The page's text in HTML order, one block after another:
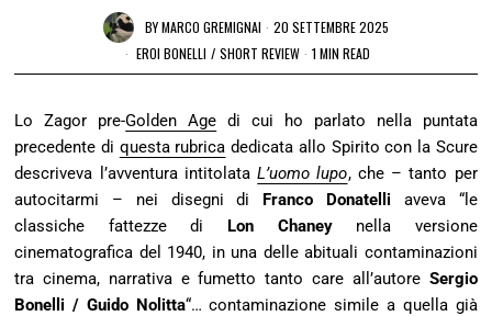
BYMARCO GREMIGNAI
20 SETTEMBRE 2025
EROI BONELLI / SHORT REVIEW 1 MIN READ
Lo Zagor pre-Golden Age di cui ho parlato nella puntata
precedente di questa rubrica dedicata allo Spirito con la Scure
descriveva l’avventura intitolataL’uomo lupo, che – tanto per
autocitarmi – nei disegni di Franco Donatelli aveva “le
classiche fattezze di Lon Chaneynella versione
cinematografica del 1940, in una delle abituali contaminazioni
tra cinema, narrativa e fumetto tanto care all’autore Sergio
Bonelli / Guido Nolitta“… contaminazione simile a quella già